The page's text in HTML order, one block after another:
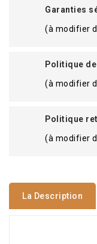
Garanties
(à modifier
Politique
(à modifier
Politique
(à modifier
La Description